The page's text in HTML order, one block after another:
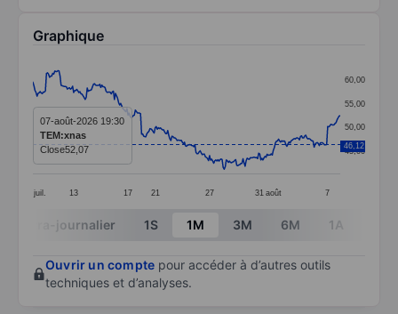
Graphique
Line chart with 295 data points.
The chart has 1 X axis displaying categories.
The chart has 1 Y axis displaying values. Data
juil. 13 17 21 27 31 août 7
45,00
50,00
55,00
60,00
46,12
07-août-2026 19:30
TEM:xnas
Close52,07
End of interactive chart.
Intra-journalier 1S 1M 3M 6M 1A
Ouvrir un compte pour accéder à d’autres outils
techniques et d’analyses.